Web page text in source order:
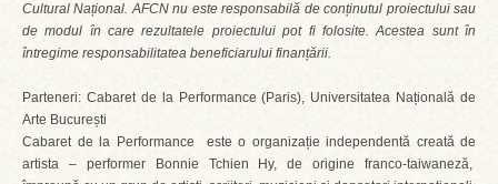
Cultural Național. AFCN nu este responsabilă de conținutul proiectului sau
de modul în care rezultatele proiectului pot fi folosite. Acestea sunt în
întregime responsabilitatea beneficiarului finanțării.
Parteneri: Cabaret de la Performance (Paris), Universitatea Națională de
Arte București
Cabaret de la Performance este o organizație independentă creată de
artista – performer Bonnie Tchien Hy, de origine franco-taiwaneză,